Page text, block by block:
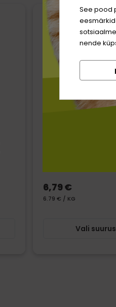
6,79 €
6.79 € / KG
Vali suurus
See pood
nende